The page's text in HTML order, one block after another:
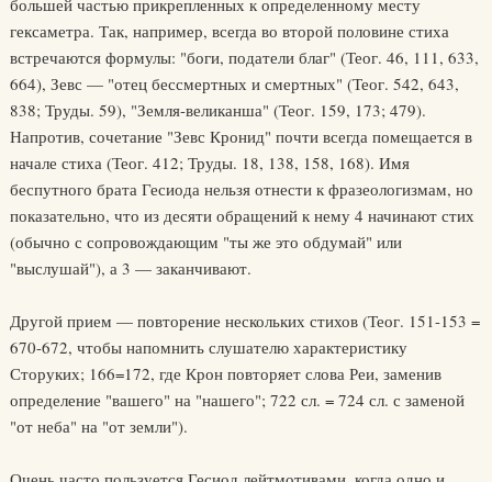
большей частью прикрепленных к определенному месту
гексаметра. Так, например, всегда во второй половине стиха
встречаются формулы: "боги, податели благ" (Теог. 46, 111, 633,
664), Зевс — "отец бессмертных и смертных" (Теог. 542, 643,
838; Труды. 59), "Земля-великанша" (Теог. 159, 173; 479).
Напротив, сочетание "Зевс Кронид" почти всегда помещается в
начале стиха (Теог. 412; Труды. 18, 138, 158, 168). Имя
беспутного брата Гесиода нельзя отнести к фразеологизмам, но
показательно, что из десяти обращений к нему 4 начинают стих
(обычно с сопровождающим "ты же это обдумай" или
"выслушай"), а 3 — заканчивают.
Другой прием — повторение нескольких стихов (Теог. 151-153 =
670-672, чтобы напомнить слушателю характеристику
Сторуких; 166=172, где Крон повторяет слова Реи, заменив
определение "вашего" на "нашего"; 722 сл. = 724 сл. с заменой
"от неба" на "от земли").